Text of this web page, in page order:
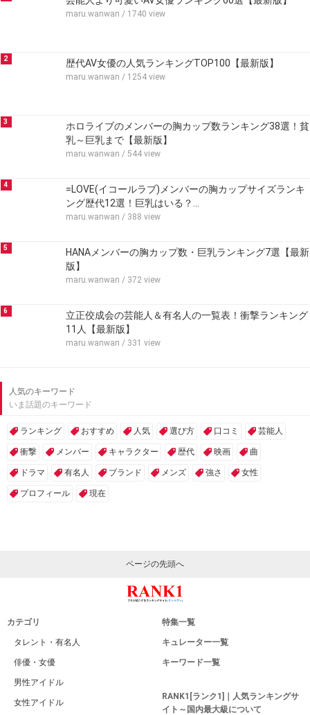
maru.wanwan / 1740 view
2 歴代AV女優の人気ランキングTOP100【最新版】
maru.wanwan / 1254 view
3
ホロライブのメンバーの胸カップ数ランキング38選！貧
乳～巨乳まで【最新版】
maru.wanwan / 544 view
4
=LOVE(イコールラブ)メンバーの胸カップサイズランキ
ング歴代12選！巨乳はいる？…
maru.wanwan / 388 view
5
HANAメンバーの胸カップ数・巨乳ランキング7選【最新
版】
maru.wanwan / 372 view
6
立正佼成会の芸能人＆有名人の一覧表！衝撃ランキング
11人【最新版】
maru.wanwan / 331 view
人気のキーワード
いま話題のキーワード
ランキング おすすめ 人気 選び方 口コミ 芸能人
衝撃 メンバー キャラクター 歴代 映画 曲
ドラマ 有名人 ブランド メンズ 強さ 女性
プロフィール 現在
ページの先頭へ
カテゴリ
タレント・有名人
俳優・女優
男性アイドル
女性アイドル
特集一覧
キュレーター一覧
キーワード一覧
RANK1[ランク1]｜人気ランキングサ
イト～国内最大級について